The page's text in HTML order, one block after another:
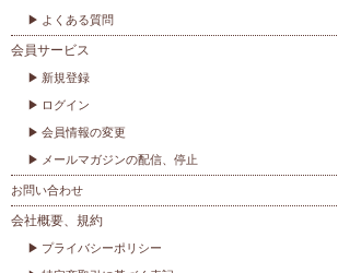
よくある質問
会員サービス
新規登録
ログイン
会員情報の変更
メールマガジンの配信、停止
お問い合わせ
会社概要、規約
プライバシーポリシー